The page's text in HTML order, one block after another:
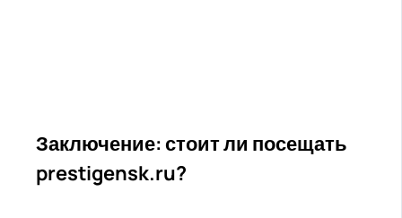
Заключение: стоит ли посещать
prestigensk.ru?